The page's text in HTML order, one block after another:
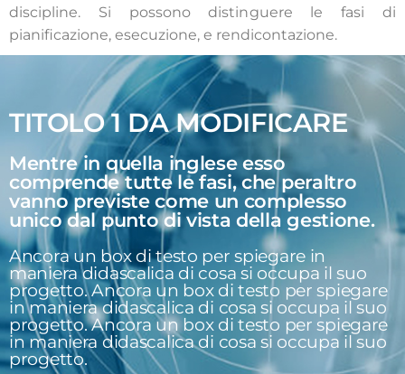
discipline. Si possono distinguere le fasi di
pianificazione, esecuzione, e rendicontazione.
TITOLO 1 DA MODIFICARE
Mentre in quella inglese esso
comprende tutte le fasi, che peraltro
vanno previste come un complesso
unico dal punto di vista della gestione.
Ancora un box di testo per spiegare in
maniera didascalica di cosa si occupa il suo
progetto. Ancora un box di testo per spiegare
in maniera didascalica di cosa si occupa il suo
progetto. Ancora un box di testo per spiegare
in maniera didascalica di cosa si occupa il suo
progetto.